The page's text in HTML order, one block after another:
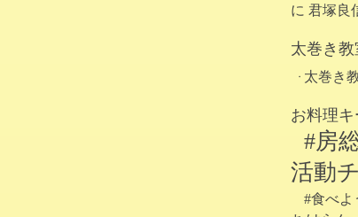
に 君塚良
太巻き
太巻き
お料理
#房
活動
#食べよ